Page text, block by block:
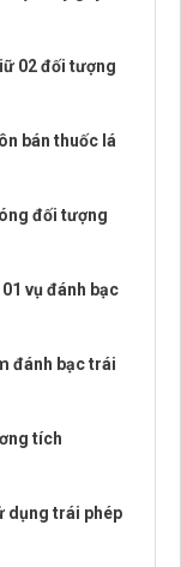
02 đối tượng
bán thuốc lá
đối tượng
vụ đánh bạc
đánh bạc trái
tích
dụng trái phép